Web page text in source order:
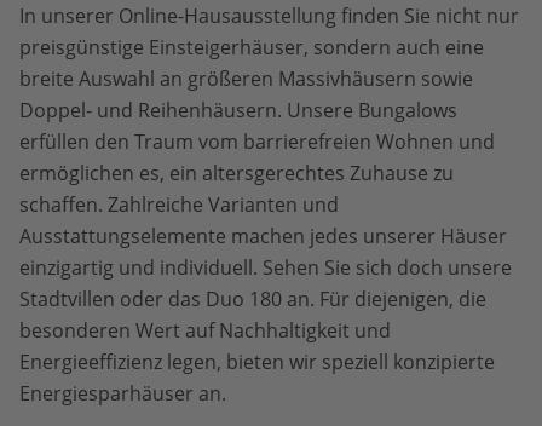
In unserer Online-Hausausstellung finden Sie nicht nur
preisgünstige Einsteigerhäuser, sondern auch eine
breite Auswahl an größeren Massivhäusern sowie
Doppel- und Reihenhäusern. Unsere Bungalows
erfüllen den Traum vom barrierefreien Wohnen und
ermöglichen es, ein altersgerechtes Zuhause zu
schaffen. Zahlreiche Varianten und
Ausstattungselemente machen jedes unserer Häuser
einzigartig und individuell. Sehen Sie sich doch unsere
Stadtvillen oder das Duo 180 an. Für diejenigen, die
besonderen Wert auf Nachhaltigkeit und
Energieeffizienz legen, bieten wir speziell konzipierte
Energiesparhäuser an.